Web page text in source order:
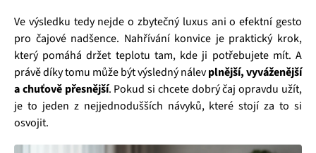
Ve výsledku tedy nejde o zbytečný luxus ani o efektní gesto
pro čajové nadšence. Nahřívání konvice je praktický krok,
který pomáhá držet teplotu tam, kde ji potřebujete mít. A
právě díky tomu může být výsledný nálevplnější, vyváženější
a chuťově přesnější. Pokud si chcete dobrý čaj opravdu užít,
je to jeden z nejjednodušších návyků, které stojí za to si
osvojit.